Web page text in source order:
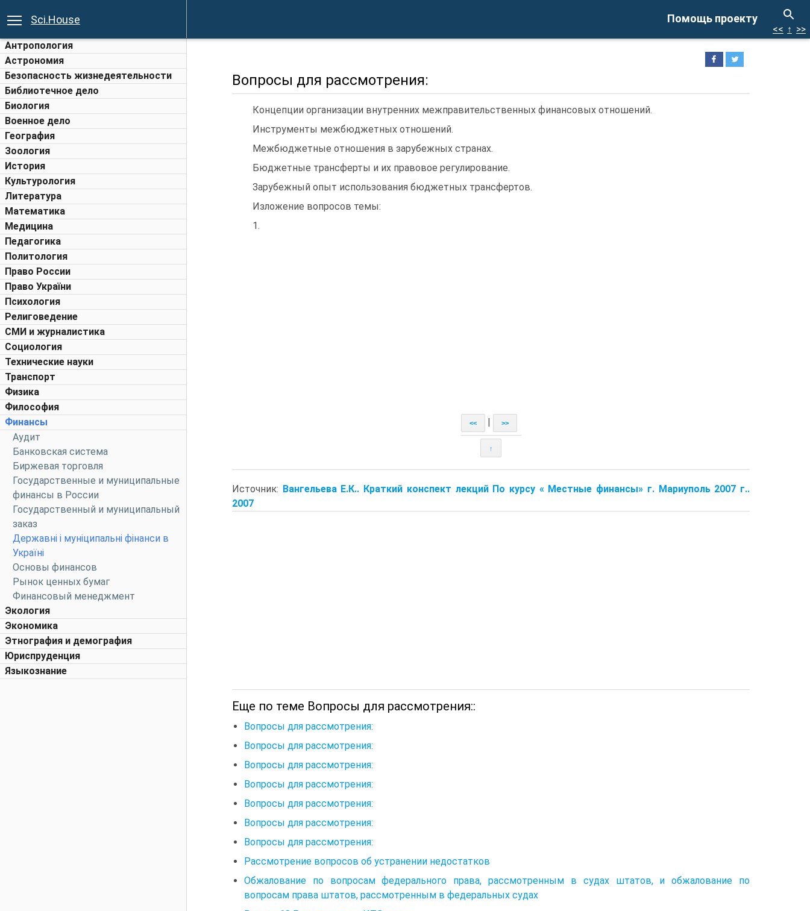
Помощь проекту
Sci.House
Антропология
Астрономия
Безопасность жизнедеятельности
Библиотечное дело
Биология
Военное дело
География
Зоология
История
Культурология
Литература
Математика
Медицина
Педагогика
Политология
Право России
Право України
Психология
Религоведение
СМИ и журналистика
Социология
Технические науки
Транспорт
Физика
Философия
Финансы
Аудит
Банковская система
Биржевая торговля
Государственные и муниципальные
финансы в России
Государственный и муниципальный
заказ
Державні і муніципальні фінанси в
Україні
Основы финансов
Рынок ценных бумаг
Финансовый менеджмент
Экология
Экономика
Этнография и демография
Юриспруденция
Языкознание
<< ↑ >>
Вопросы для рассмотрения:
Концепции организации внутренних межправительственных финансовых отношений.
Инструменты межбюджетных отношений.
Межбюджетные отношения в зарубежных странах.
Бюджетные трансферты и их правовое регулирование.
Зарубежный опыт использования бюджетных трансфертов.
Изложение вопросов темы:
1.
<< >>
↑
Источник: Вангельева Е.К.. Краткий конспект лекций По курсу « Местные финансы» г. Мариуполь 2007 г..
2007
Еще по теме Вопросы для рассмотрения::
Вопросы для рассмотрения:
Вопросы для рассмотрения:
Вопросы для рассмотрения:
Вопросы для рассмотрения:
Вопросы для рассмотрения:
Вопросы для рассмотрения:
Вопросы для рассмотрения:
Рассмотрение вопросов об устранении недостатков
Обжалование по вопросам федерального права, рассмотренным в судах штатов, и обжалование по
вопросам права штатов, рассмотренным в федеральных судах